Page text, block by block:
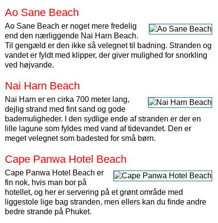
Ao Sane Beach
Ao Sane Beach er noget mere fredelig
end den nærliggende Nai Harn Beach.
Til gengæld er den ikke så velegnet til badning. Stranden og
vandet er fyldt med klipper, der giver mulighed for snorkling
ved højvande.
Nai Harn Beach
Nai Harn er en cirka 700 meter lang,
dejlig strand med fint sand og gode
bademuligheder. I den sydlige ende af stranden er der en
lille lagune som fyldes med vand af tidevandet. Den er
meget velegnet som badested for små børn.
Cape Panwa Hotel Beach
Cape Panwa Hotel Beach er
fin nok, hvis man bor på
hotellet, og her er servering på et grønt område med
liggestole lige bag stranden, men ellers kan du finde andre
bedre strande på Phuket.